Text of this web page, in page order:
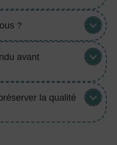
?
avant
la qualité